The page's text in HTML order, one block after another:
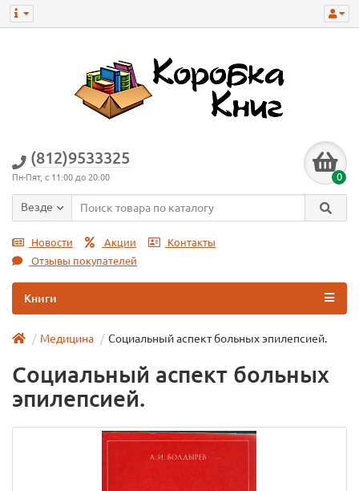
(812)9533325
Пн-Пят, с 11:00 до 20:00 0
Везде
Новости Акции
Контакты
Отзывы покупателей
Книги
Медицина Социальный аспект больных эпилепсией.
Социальный аспект больных
эпилепсией.